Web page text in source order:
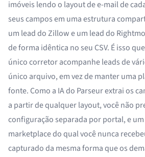
imóveis lendo o layout de e-mail de
seus campos em uma estrutura
um lead do Zillow e um lead do
de forma idêntica no seu CSV. É isso
único corretor acompanhe leads de
único arquivo, em vez de manter uma
fonte. Como a IA do Parseur extrai os
a partir de qualquer layout, você não
configuração separada por portal, e
marketplace do qual você nunca
capturado da mesma forma que os